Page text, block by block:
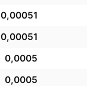
0,00051
0,00051
0,0005
0,0005